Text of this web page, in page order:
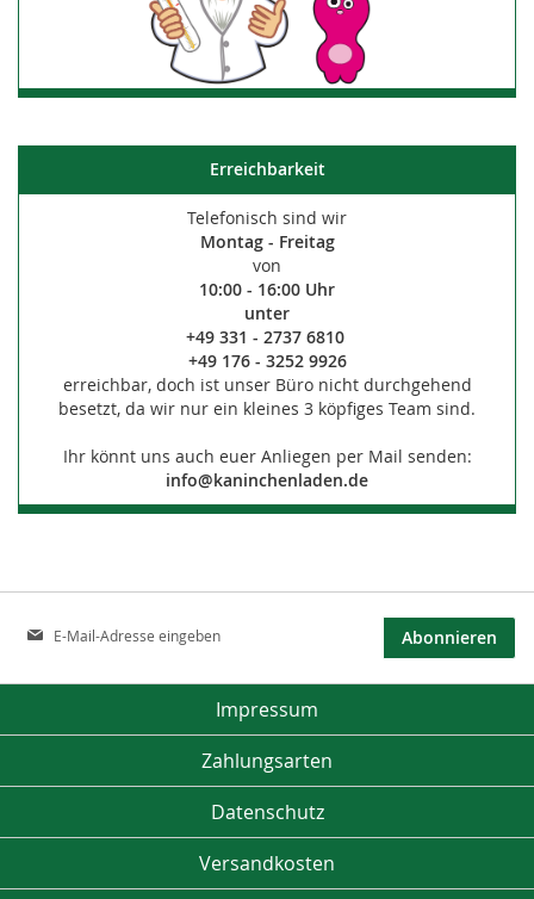
Erreichbarkeit
Telefonisch sind wir
Montag - Freitag
von
10:00 - 16:00 Uhr
unter
+49 331 - 2737 6810
+49 176 - 3252 9926
erreichbar, doch ist unser Büro nicht durchgehend
besetzt, da wir nur ein kleines 3 köpfiges Team sind.
Ihr könnt uns auch euer Anliegen per Mail senden:
info@kaninchenladen.de
Anmeldung
Abonnieren
Impressum
Zahlungsarten
Datenschutz
Versandkosten